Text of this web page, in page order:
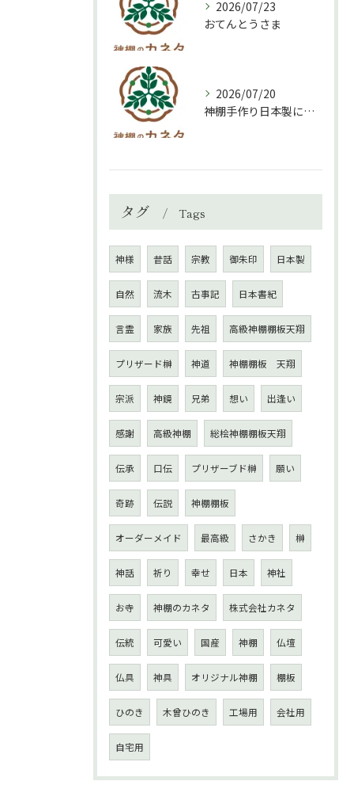
2026/07/23
おてんとうさま
2026/07/20
神棚手作り日本製について
タグ Tags
神様 昔話 宗教 御朱印 日本製
自然 流木 古事記 日本書紀
言霊 家族 先祖 高級神棚棚板天翔
プリザード榊 神道 神棚棚板 天翔
宗派 神鏡 兄弟 想い 出逢い
感謝 高級神棚 総桧神棚棚板天翔
伝承 口伝 プリザーブド榊 願い
奇跡 伝説 神棚棚板
オーダーメイド 最高級 さかき 榊
神話 祈り 幸せ 日本 神社
お寺 神棚のカネタ 株式会社カネタ
伝統 可愛い 国産 神棚 仏壇
仏具 神具 オリジナル神棚 棚板
ひのき 木曾ひのき 工場用 会社用
自宅用